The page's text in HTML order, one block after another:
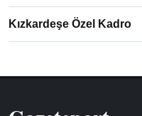
Kızkardeşe Özel Kadro